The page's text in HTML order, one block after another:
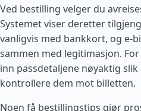
Ved bestilling velger du
Systemet viser deretter
vanligvis med bankkort, og e-
sammen med legitimasjon.
inn passdetaljene nøyaktig
kontrollere dem mot billetten.
Noen få bestillingstips gjør